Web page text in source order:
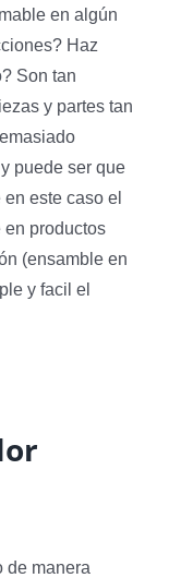
en algún
Haz
Son tan
y partes tan
puede ser que
este caso el
en productos
(ensamble en
y facil el
de manera